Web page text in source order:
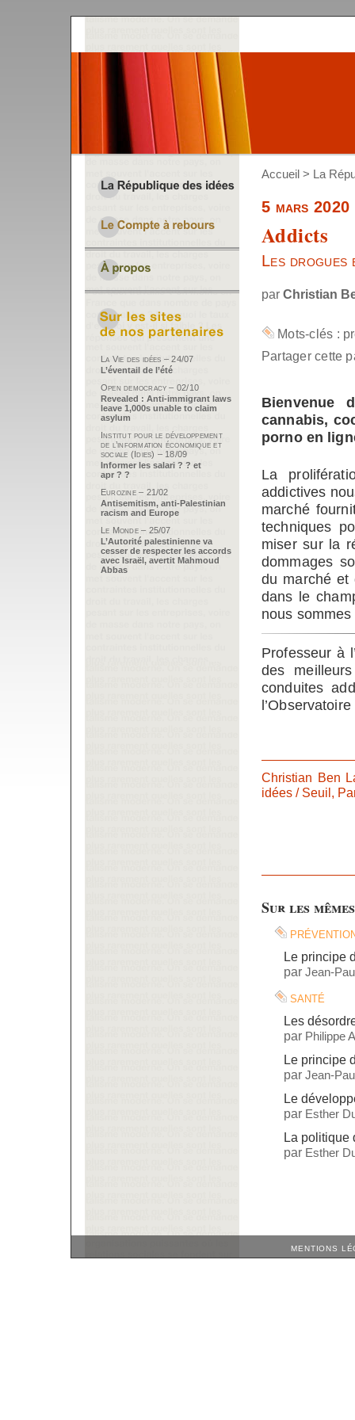
Accueil > La
5 mars 2020
Addicts
Les drogues
par Christian
Mots-clés :
Partager cette
Bienvenue
cannabis,
porno en
La
addictives
marché
techniques
miser sur la
dommages
du marché et
dans le
nous
Professeur à
des
conduites
Christian Ben
idées / Seuil,
Sur les
Le principe
par Jean-
santé
Les
par Philippe
Le principe
par Jean-
Le
par Esther
La politique
par Esther
La Vie des idées – 24/07
L’éventail de l’été
Open democracy – 02/10
Revealed : Anti-immigrant laws
leave 1,000s unable to claim
asylum
Institut pour le développement
de l’information économique et
sociale (Idies) – 18/09
Informer les salari ? ? et
apr ? ?
Eurozine – 21/02
Antisemitism, anti-Palestinian
racism and Europe
Le Monde – 25/07
L’Autorité palestinienne va
cesser de respecter les accords
avec Israël, avertit Mahmoud
Abbas
MENTIONS